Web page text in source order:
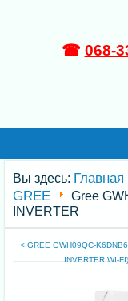
☎ 068-
Вы здесь: Главная
GREE
Gree
INVERTER
< GREE GWH09QC-
INVERTER WI-FI)